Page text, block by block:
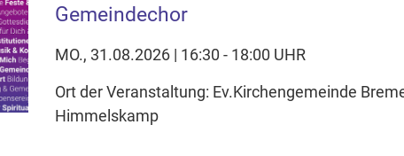
Gemeindechor
MO., 31.08.2026 | 16:30 - 18:00 UHR
Ort der Veranstaltung: Ev.Kirchengemeinde
Himmelskamp